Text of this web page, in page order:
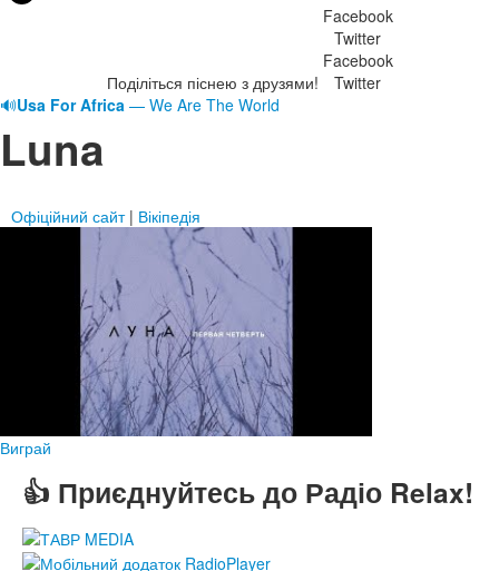
Поділіться піснею з друзями!
Facebook
Twitter
Facebook
Twitter
🔊Usa For Africa — We Are The World
Luna
Офіційний сайт| Вікіпедія
Виграй
👍 Приєднуйтесь до Радіо Relax!